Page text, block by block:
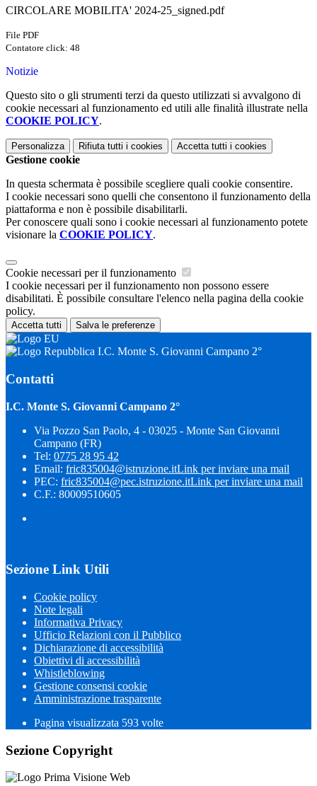
CIRCOLARE MOBILITA' 2024-25_signed.pdf
File PDF
Contatore click: 48
Notizie
Questo sito o gli strumenti terzi da questo utilizzati si avvalgono di
cookie necessari al funzionamento ed utili alle finalità illustrate nella
COOKIE POLICY.
Personalizza Rifiuta tutti i cookies Accetta tutti i cookies
Gestione cookie
In questa schermata è possibile scegliere quali cookie consentire.
I cookie necessari sono quelli che consentono il funzionamento della
piattaforma e non è possibile disabilitarli.
Per conoscere quali sono i cookie necessari al funzionamento potete
visionare la COOKIE POLICY.
Cookie necessari per il funzionamento
I cookie necessari per il funzionamento non possono essere
disabilitati. È possibile consultare l'elenco nella pagina della cookie
policy.
Accetta tutti Salva le preferenze
I.C. Monte S. Giovanni Campano 2°
Contatti
I.C. Monte S. Giovanni Campano 2°
Via Pozzo San Paolo, 4 - 03025 - Monte San Giovanni
Campano (FR)
Tel: 0775 28 95 42
Email: fric835004@istruzione.itLink per inviare una mail
PEC: fric835004@pec.istruzione.itLink per inviare una mail
C.F.: 80009510605
Sezione Link Utili
Cookie policy
Note legali
Informativa Privacy
Ufficio Relazioni con il Pubblico
Dichiarazione di accessibilità
Obiettivi di accessibilità
Whistleblowing
Gestione consensi cookie
Amministrazione trasparente
Pagina visualizzata 593 volte
Sezione Copyright